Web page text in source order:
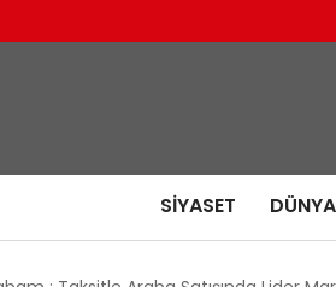
SIYASET DÜNYA